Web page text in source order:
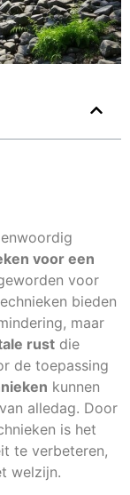
voor een
voor
bieden
maar
rust die
de toepassing
kunnen
alledag. Door
is het
te verbeteren,
welzijn.